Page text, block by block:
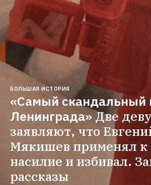
БОЛЬШАЯ ИСТОРИЯ
«Самый скандальный
Ленинграда»Две
заявляют, что
Мякишев применял к
насилие и избивал.
рассказы